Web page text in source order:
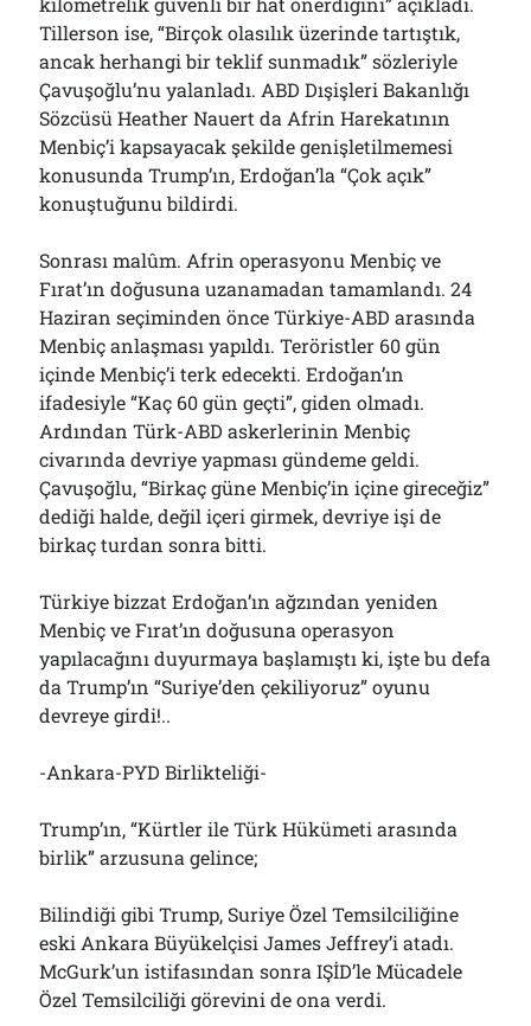
Tillerson ise, “Birçok olasılık üzerinde tartıştık,
ancak herhangi bir teklif sunmadık” sözleriyle
Çavuşoğlu’nu yalanladı. ABD Dışişleri Bakanlığı
Sözcüsü Heather Nauert da Afrin Harekatının
Menbiç’i kapsayacak şekilde genişletilmemesi
konusunda Trump’ın, Erdoğan’la “Çok açık”
konuştuğunu bildirdi.
Sonrası malûm. Afrin operasyonu Menbiç ve
Fırat’ın doğusuna uzanamadan tamamlandı. 24
Haziran seçiminden önce Türkiye-ABD arasında
Menbiç anlaşması yapıldı. Teröristler 60 gün
içinde Menbiç’i terk edecekti. Erdoğan’ın
ifadesiyle “Kaç 60 gün geçti”, giden olmadı.
Ardından Türk-ABD askerlerinin Menbiç
civarında devriye yapması gündeme geldi.
Çavuşoğlu, “Birkaç güne Menbiç’in içine gireceğiz”
dediği halde, değil içeri girmek, devriye işi de
birkaç turdan sonra bitti.
Türkiye bizzat Erdoğan’ın ağzından yeniden
Menbiç ve Fırat’ın doğusuna operasyon
yapılacağını duyurmaya başlamıştı ki, işte bu defa
da Trump’ın “Suriye’den çekiliyoruz” oyunu
devreye girdi!..
-Ankara-PYD Birlikteliği-
Trump’ın, “Kürtler ile Türk Hükümeti arasında
birlik” arzusuna gelince;
Bilindiği gibi Trump, Suriye Özel Temsilciliğine
eski Ankara Büyükelçisi James Jeffrey’i atadı.
McGurk’un istifasından sonra IŞİD’le Mücadele
Özel Temsilciliği görevini de ona verdi.